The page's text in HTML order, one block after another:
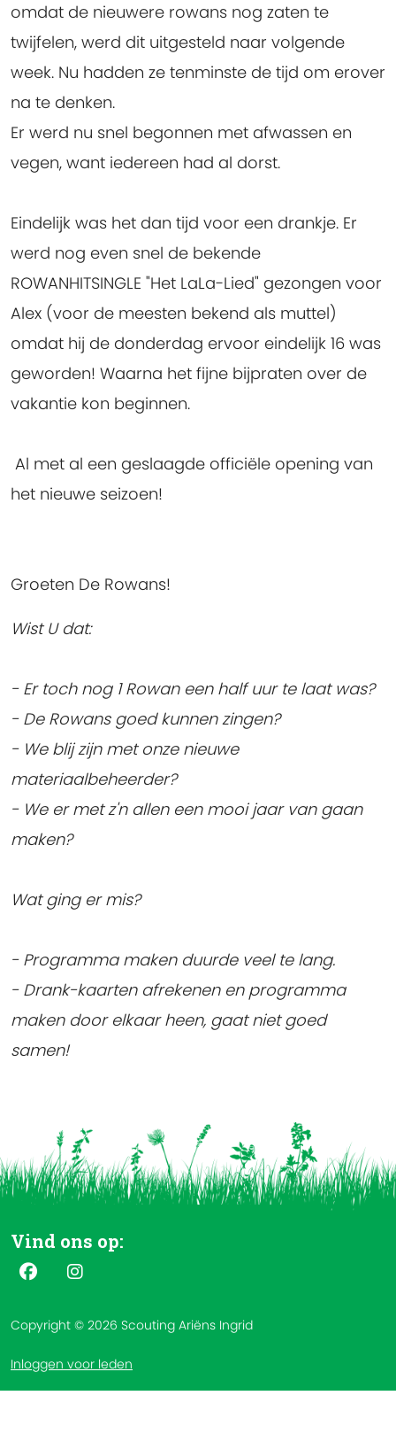
omdat de nieuwere rowans nog zaten te
twijfelen, werd dit uitgesteld naar volgende
week. Nu hadden ze tenminste de tijd om erover
na te denken.
Er werd nu snel begonnen met afwassen en
vegen, want iedereen had al dorst.
Eindelijk was het dan tijd voor een drankje. Er
werd nog even snel de bekende
ROWANHITSINGLE "Het LaLa-Lied" gezongen voor
Alex (voor de meesten bekend als muttel)
omdat hij de donderdag ervoor eindelijk 16 was
geworden! Waarna het fijne bijpraten over de
vakantie kon beginnen.
Al met al een geslaagde officiële opening van
het nieuwe seizoen!
Groeten De Rowans!
Wist U dat:
- Er toch nog 1 Rowan een half uur te laat was?
- De Rowans goed kunnen zingen?
- We blij zijn met onze nieuwe
materiaalbeheerder?
- We er met z'n allen een mooi jaar van gaan
maken?
Wat ging er mis?
- Programma maken duurde veel te lang.
- Drank-kaarten afrekenen en programma
maken door elkaar heen, gaat niet goed
samen!
Vind ons op:
Copyright © 2026 Scouting Ariëns Ingrid
Inloggen voor leden